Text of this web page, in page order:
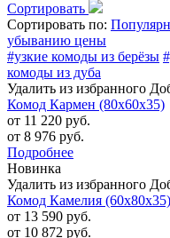
Сортировать
Сортировать по:
убыванию цены
#узкие комоды из берёзы
комоды из дуба
Удалить из избранного
Комод Кармен (80х60х35)
от 11 220 руб.
от 8 976 руб.
Подробнее
Новинка
Удалить из избранного
Комод Камелия (60х80х35)
от 13 590 руб.
от 10 872 руб.